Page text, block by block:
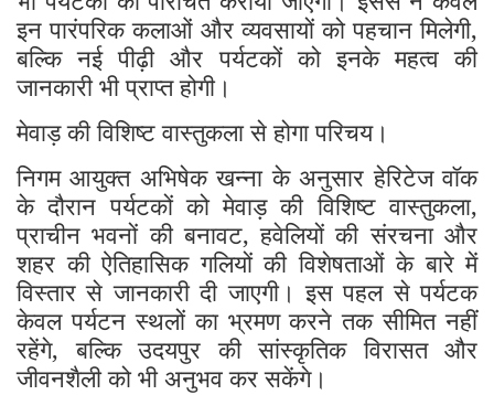
इन पारंपरिक कलाओं और व्यवसायों को पहचान मिलेगी,
बल्कि नई पीढ़ी और पर्यटकों को इनके महत्व की
जानकारी भी प्राप्त होगी।
मेवाड़ की विशिष्ट वास्तुकला से होगा परिचय।
निगम आयुक्त अभिषेक खन्ना के अनुसार हेरिटेज वॉक
के दौरान पर्यटकों को मेवाड़ की विशिष्ट वास्तुकला,
प्राचीन भवनों की बनावट, हवेलियों की संरचना और
शहर की ऐतिहासिक गलियों की विशेषताओं के बारे में
विस्तार से जानकारी दी जाएगी। इस पहल से पर्यटक
केवल पर्यटन स्थलों का भ्रमण करने तक सीमित नहीं
रहेंगे, बल्कि उदयपुर की सांस्कृतिक विरासत और
जीवनशैली को भी अनुभव कर सकेंगे।